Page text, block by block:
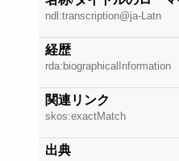
ndl:transcription@ja-Latn
経歴
rda:biographicalInformation
関連リンク
skos:exactMatch
出典